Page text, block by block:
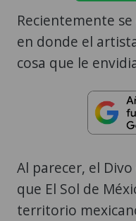
Recientemente
en donde el
cosa que le
Al parecer, el
que El Sol de
territorio